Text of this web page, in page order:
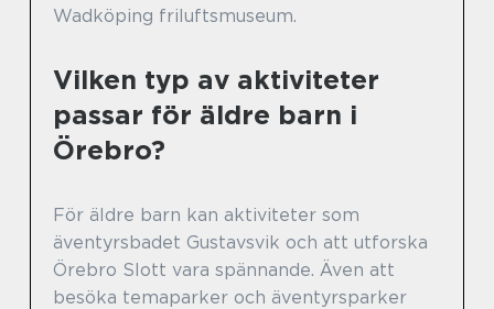
Wadköping friluftsmuseum.
Vilken typ av aktiviteter
passar för äldre barn i
Örebro?
För äldre barn kan aktiviteter som
äventyrsbadet Gustavsvik och att utforska
Örebro Slott vara spännande. Även att
besöka temaparker och äventyrsparker